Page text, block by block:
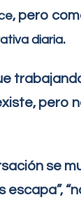
, pero
diaria.
pero
se
escapa”,